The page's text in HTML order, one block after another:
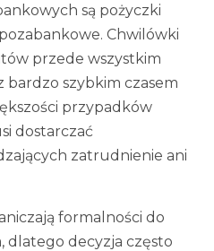
są pożyczki
Chwilówki
przede wszystkim
szybkim czasem
przypadków
dostarczać
zatrudnienie ani
formalności do
decyzja często